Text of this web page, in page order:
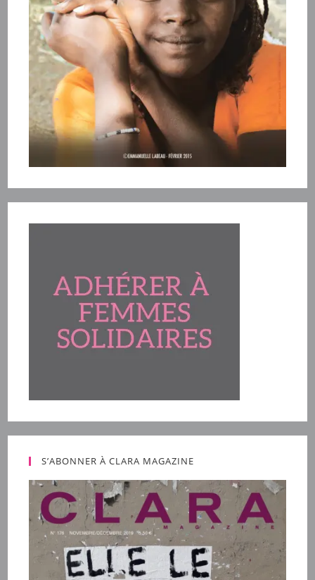
S’ABONNER À CLARA MAGAZINE